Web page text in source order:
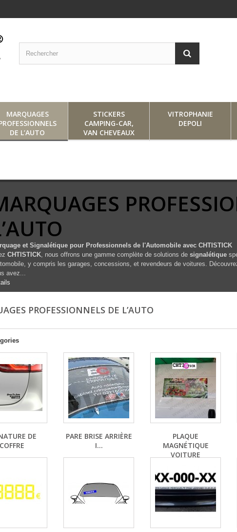
MARQUAGES
DE L’AUTO
STICKERS
CAMPING-CAR,
VAN CHEVEAUX
VITROPHANIE
DEPOLI
et Signalétique pour Professionnels de l'Automobile avec CHTISTICK
CHTISTICK, nous offrons une gamme complète de solutions de signalétique
y compris les garages, concessions, et revendeurs de voitures.
avez...
PROFESSIONNELS DE L’AUTO
DE
COFFRE
PARE BRISE ARRIÈRE
I...
PLAQUE
MAGNÉTIQUE
VOITURE